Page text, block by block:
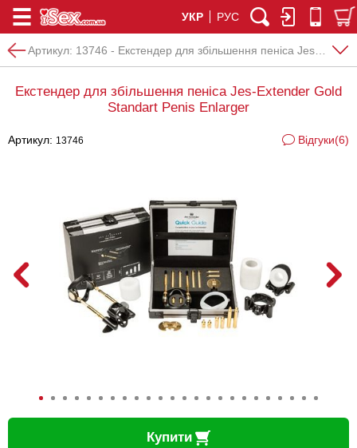
УКР РУС
Артикул: 13746 - Екстендер для збільшення пеніса Jes-Extender Gold Standart Penis Enlarger
Екстендер для збільшення пеніса Jes-Extender Gold
Standart Penis Enlarger
Артикул: 13746 Відгуки(6)
Купити